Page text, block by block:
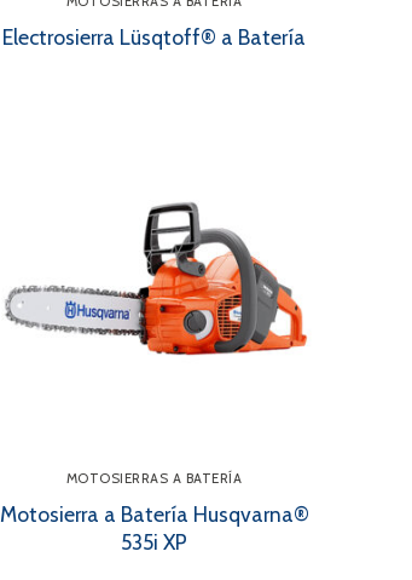
Electrosierra Lüsqtoff® a Batería
MOTOSIERRAS A BATERÍA
Motosierra a Batería Husqvarna®
535i XP